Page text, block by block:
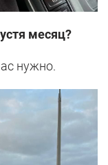
месяц?
нужно.